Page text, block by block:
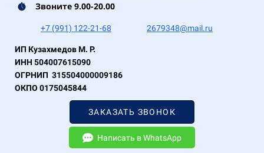
Звоните 9.00-20.00
+7 (991) 122-21-68 2679348@mail.ru
ИП Кузахмедов М. Р.
ИНН 504007615090
ОГРНИП 315504000009186
ОКПО 0175045844
ЗАКАЗАТЬ ЗВОНОК
Написать в WhatsApp